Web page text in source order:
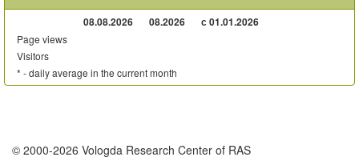
08.08.2026 08.2026 с 01.01.2026
Page views
Visitors
* - daily average in the current month
© 2000-2026 Vologda Research Center of RAS